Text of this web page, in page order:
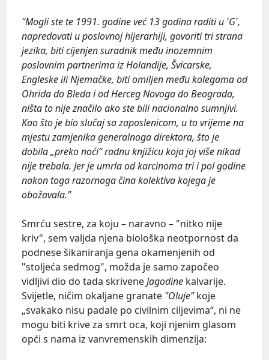
"Mogli ste te 1991. godine već 13 godina raditi u 'G',
napredovati u poslovnoj hijerarhiji, govoriti tri strana
jezika, biti cijenjen suradnik među inozemnim
poslovnim partnerima iz Holandije, Švicarske,
Engleske ili Njemačke, biti omiljen među kolegama od
Ohrida do Bleda i od Herceg Novoga do Beograda,
ništa to nije značilo ako ste bili nacionalno sumnjivi.
Kao što je bio slučaj sa zaposlenicom, u to vrijeme na
mjestu zamjenika generalnoga direktora, što je
dobila „preko noći“ radnu knjižicu koja joj više nikad
nije trebala. Jer je umrla od karcinoma tri i pol godine
nakon toga razornoga čina kolektiva kojega je
obožavala."
Smrću sestre, za koju – naravno – "nitko nije
kriv", sem valjda njena biološka neotpornost da
podnese šikaniranja gena okamenjenih od
"stoljeća sedmog", možda je samo započeo
vidljivi dio do tada skriveneJagodine kalvarije.
Svijetle, ničim okaljane granate "Oluje"koje
„svakako nisu padale po civilnim ciljevima“, ni ne
mogu biti krive za smrt oca, koji njenim glasom
opći s nama iz vanvremenskih dimenzija: